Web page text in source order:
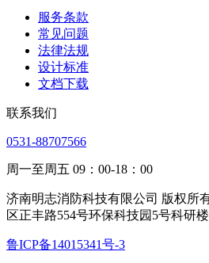
服务条款
常见问题
法律法规
设计标准
文档下载
联系我们
0531-88707566
周一至周五 09：00-18：00
济南明志消防科技有限公司 版权所
区正丰路554号环保科技园5号科研
鲁ICP备14015341号-3